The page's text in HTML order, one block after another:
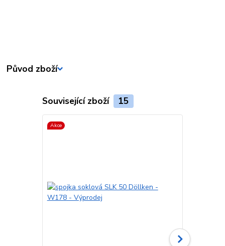
Původ zboží
Související zboží 15
Akce